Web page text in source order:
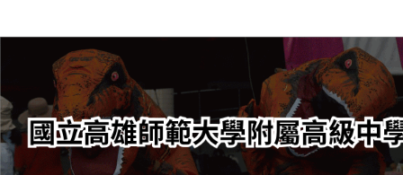
轉
要
內
容